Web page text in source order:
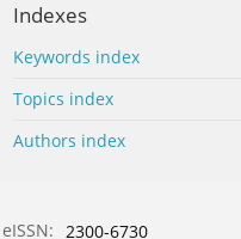
Indexes
Keywords index
Topics index
Authors index
eISSN: 2300-6730